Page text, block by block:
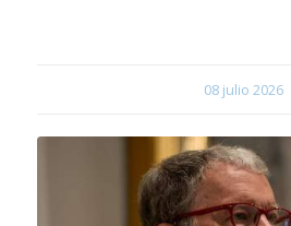
08 julio 2026